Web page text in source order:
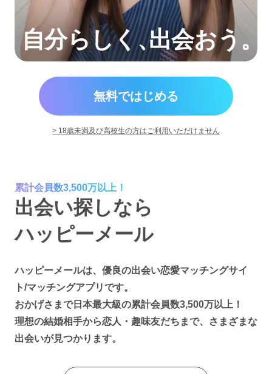
自分らしく、出会おう。
無料ではじめる
> 18歳未満及び高校生の方はご利用いただけません
累計会員数3,500万以上！
出会い探しなら
ハッピーメール
ハッピーメールは、優良の出会い恋愛マッチングサイ
ト/マッチングアプリです。
おかげさまで日本最大級の累計会員数3,500万以上！
理想の結婚相手から恋人・趣味友だちまで、さまざまな
出会いが見つかります。